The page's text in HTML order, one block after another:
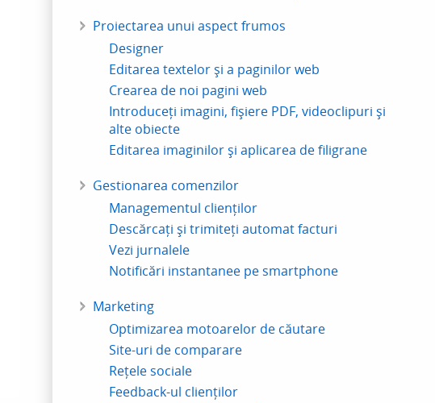
Proiectarea unui aspect frumos
Designer
Editarea textelor și a paginilor web
Crearea de noi pagini web
Introduceți imagini, fișiere PDF, videoclipuri și
alte obiecte
Editarea imaginilor și aplicarea de filigrane
Gestionarea comenzilor
Managementul clienților
Descărcați și trimiteți automat facturi
Vezi jurnalele
Notificări instantanee pe smartphone
Marketing
Optimizarea motoarelor de căutare
Site-uri de comparare
Rețele sociale
Feedback-ul clienților